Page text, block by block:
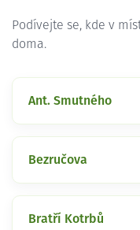
Podívejte se, kde v
doma.
Ant. Smutného
Bezručova
Bratří Kotrbů